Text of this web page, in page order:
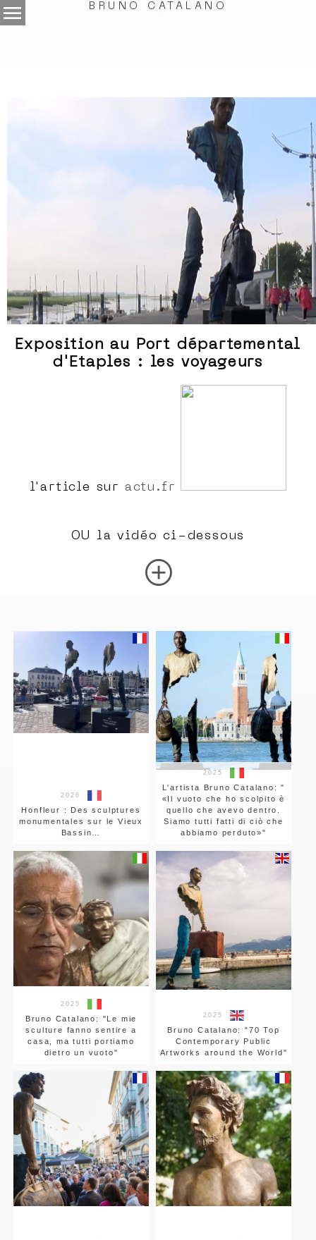
menu BRUNO CATALANO
Exposition au Port départemental
d'Etaples : les voyageurs
l'article sur actu.fr
OU la vidéo ci-dessous
add_circle
2026
Honfleur : Des sculptures
monumentales sur le Vieux
Bassin…
2025
L'artista Bruno Catalano: "
«Il vuoto che ho scolpito è
quello che avevo dentro.
Siamo tutti fatti di ciò che
abbiamo perduto»"
2025
Bruno Catalano: "Le mie
sculture fanno sentire a
casa, ma tutti portiamo
dietro un vuoto"
2025
Bruno Catalano: "70 Top
Contemporary Public
Artworks around the World"